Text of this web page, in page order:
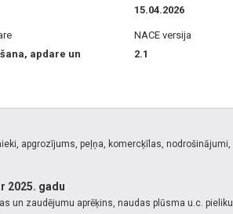
15.04.2026
apdare un
NACE versija
2.1
apgrozījums, peļņa, komercķīlas,
2025. gadu
un zaudējumu aprēķins, naudas plūsma u.c.